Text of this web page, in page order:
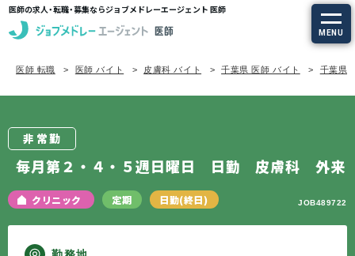
医師の求人・転職・募集ならジョブメドレーエージェント 医師
MENU
求人を探す
定期非常勤の求人
特集から探す
エージェントサービス
医師 転職 医師 バイト 皮膚科 バイト 千葉県 医師 バイト 千葉県/
非常勤
毎月第２・４・５週日曜日 日勤 皮膚科 外来
クリニック 定期 日勤(終日) JOB489722